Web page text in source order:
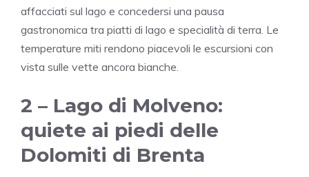
affacciati sul lago e concedersi una pausa
gastronomica tra piatti di lago e specialità di terra. Le
temperature miti rendono piacevoli le escursioni con
vista sulle vette ancora bianche.
2 – Lago di Molveno:
quiete ai piedi delle
Dolomiti di Brenta